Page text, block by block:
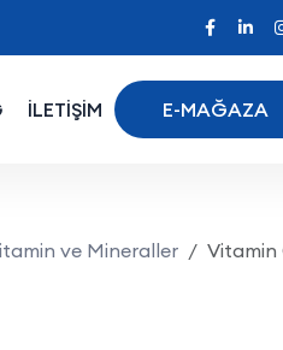
İLETİŞİM E-MAĞAZA
ve Mineraller Vitamin